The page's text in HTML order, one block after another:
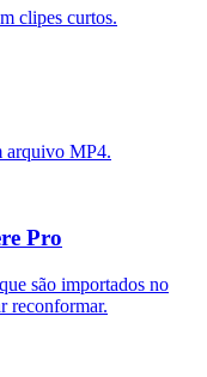
clipes curtos.
arquivo MP4.
Pro
são importados no
reconformar.